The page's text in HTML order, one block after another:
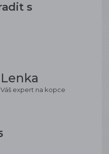
s
Lenka
Váš expert na kopce